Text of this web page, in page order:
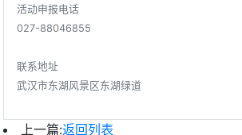
活动申报电话
027-88046855
联系地址
武汉市东湖风景区东湖绿道
上一篇:返回列表